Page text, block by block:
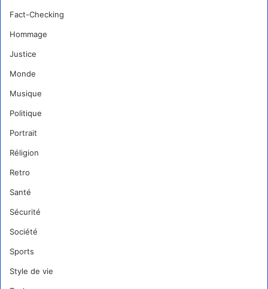
Fact-Checking
Hommage
Justice
Monde
Musique
Politique
Portrait
Réligion
Retro
Santé
Sécurité
Société
Sports
Style de vie